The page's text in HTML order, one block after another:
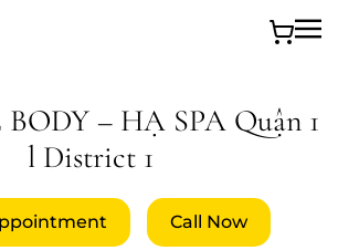
– HẠ SPA Quận 1
l District 1
Call Now